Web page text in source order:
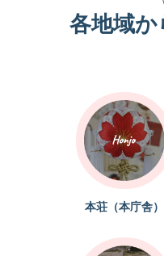
各地域
本荘（本庁舎）